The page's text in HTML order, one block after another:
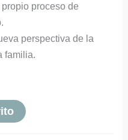
proceso de
perspectiva de la
familia.